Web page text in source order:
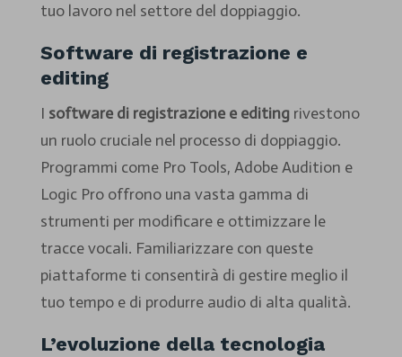
tuo lavoro nel settore del doppiaggio.
Software di registrazione e
editing
I software di registrazione e editingrivestono
un ruolo cruciale nel processo di doppiaggio.
Programmi come Pro Tools, Adobe Audition e
Logic Pro offrono una vasta gamma di
strumenti per modificare e ottimizzare le
tracce vocali. Familiarizzare con queste
piattaforme ti consentirà di gestire meglio il
tuo tempo e di produrre audio di alta qualità.
L’evoluzione della tecnologia